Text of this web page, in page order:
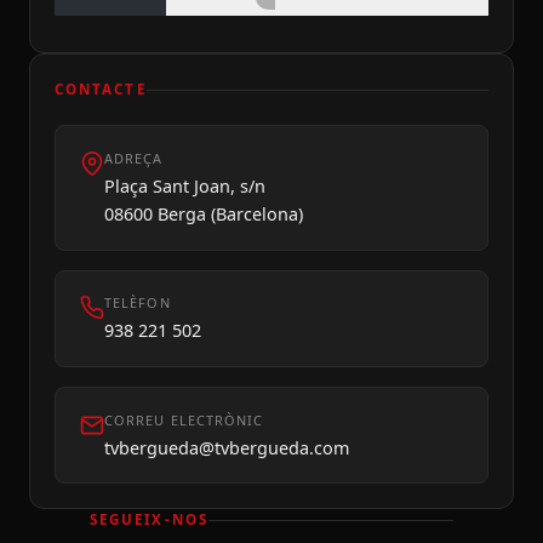
CONTACTE
ADREÇA
Plaça Sant Joan, s/n
08600 Berga (Barcelona)
TELÈFON
938 221 502
CORREU ELECTRÒNIC
tvbergueda@tvbergueda.com
SEGUEIX-NOS